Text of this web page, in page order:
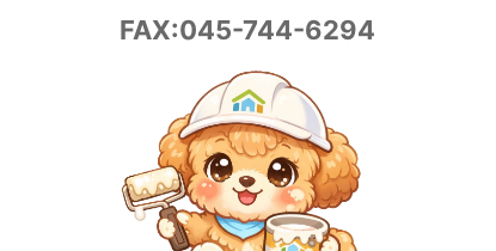
FAX:045-744-6294